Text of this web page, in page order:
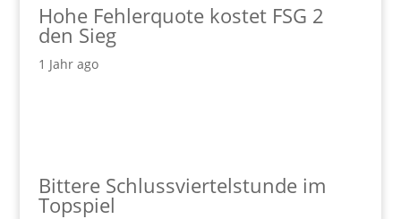
Hohe Fehlerquote kostet FSG 2
den Sieg
1 Jahr ago
Bittere Schlussviertelstunde im
Topspiel